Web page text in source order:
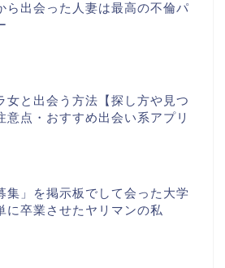
ら出会った人妻は最高の不倫パ
女と出会う方法【探し方や見つ
意点・おすすめ出会い系アプリ
集」を掲示板でして会った大学
に卒業させたヤリマンの私